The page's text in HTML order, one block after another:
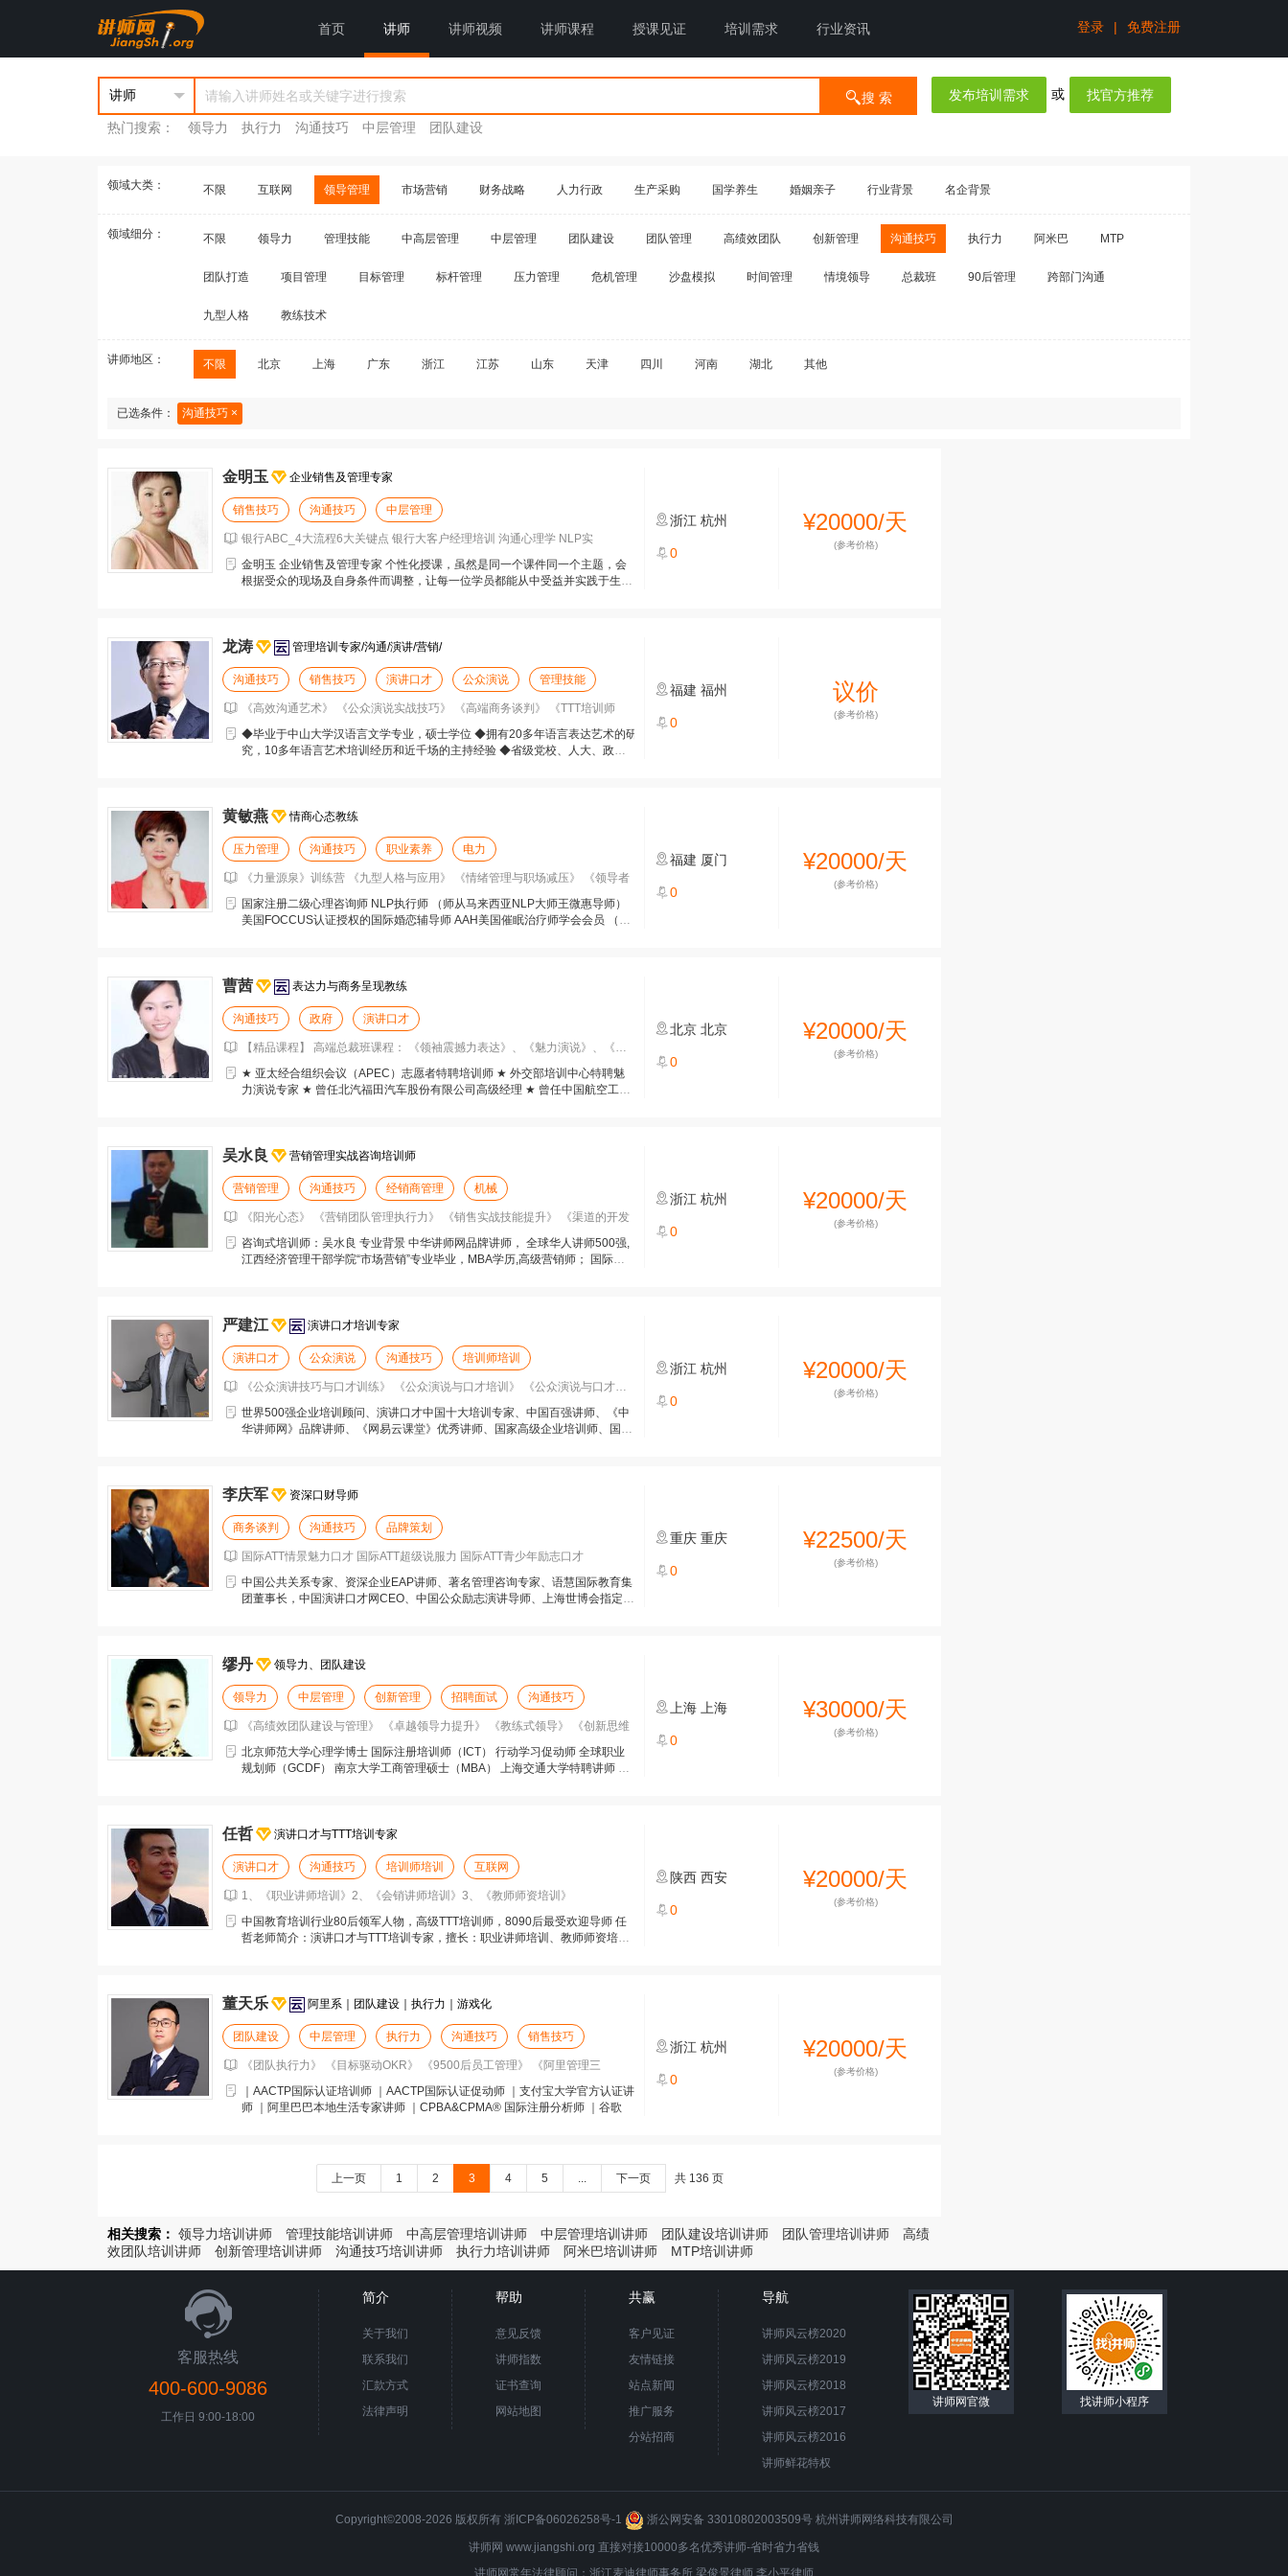
首页 讲师 讲师视频 讲师课程 授课见证 培训需求 行业资讯 登录 | 免费注册
搜 索
热门搜索：
领导力 执行力 沟通技巧 中层管理 团队建设
发布培训需求 或 找官方推荐
领域大类： 不限 互联网 领导管理 市场营销 财务战略 人力行政 生产采购 国学养生 婚姻亲子 行业背景 名企背景
领域细分： 不限 领导力 管理技能 中高层管理 中层管理 团队建设 团队管理 高绩效团队 创新管理 沟通技巧 执行力 阿米巴 MTP
团队打造 项目管理 目标管理 标杆管理 压力管理 危机管理 沙盘模拟 时间管理 情境领导 总裁班 90后管理 跨部门沟通
九型人格 教练技术
讲师地区： 不限 北京 上海 广东 浙江 江苏 山东 天津 四川 河南 湖北 其他
已选条件： 沟通技巧 ×
金明玉 企业销售及管理专家
销售技巧 沟通技巧 中层管理
银行ABC_4大流程6大关键点 银行大客户经理培训 沟通心理学 NLP实
金明玉 企业销售及管理专家 个性化授课，虽然是同一个课件同一个主题，会
根据受众的现场及自身条件而调整，让每一位学员都能从中受益并实践于生活
浙江 杭州
0
¥20000/天
(参考价格)
龙涛 管理培训专家/沟通/演讲/营销/
沟通技巧 销售技巧 演讲口才 公众演说 管理技能
《高效沟通艺术》 《公众演说实战技巧》 《高端商务谈判》 《TTT培训师
◆毕业于中山大学汉语言文学专业，硕士学位 ◆拥有20多年语言表达艺术的研
究，10多年语言艺术培训经历和近千场的主持经验 ◆省级党校、人大、政协等
福建 福州
0
议价
(参考价格)
黄敏燕 情商心态教练
压力管理 沟通技巧 职业素养 电力
《力量源泉》训练营 《九型人格与应用》 《情绪管理与职场减压》 《领导者
国家注册二级心理咨询师 NLP执行师 （师从马来西亚NLP大师王微惠导师）
美国FOCCUS认证授权的国际婚恋辅导师 AAH美国催眠治疗师学会会员 （认
福建 厦门
0
¥20000/天
(参考价格)
曹茜 表达力与商务呈现教练
沟通技巧 政府 演讲口才
【精品课程】 高端总裁班课程： 《领袖震撼力表达》、《魅力演说》、《商业
★ 亚太经合组织会议（APEC）志愿者特聘培训师 ★ 外交部培训中心特聘魅
力演说专家 ★ 曾任北汽福田汽车股份有限公司高级经理 ★ 曾任中国航空工业
北京 北京
0
¥20000/天
(参考价格)
吴水良 营销管理实战咨询培训师
营销管理 沟通技巧 经销商管理 机械
《阳光心态》 《营销团队管理执行力》 《销售实战技能提升》 《渠道的开发
咨询式培训师：吴水良 专业背景 中华讲师网品牌讲师， 全球华人讲师500强,
江西经济管理干部学院“市场营销”专业毕业，MBA学历,高级营销师； 国际军
浙江 杭州
0
¥20000/天
(参考价格)
严建江 演讲口才培训专家
演讲口才 公众演说 沟通技巧 培训师培训
《公众演讲技巧与口才训练》 《公众演说与口才培训》 《公众演说与口才训练
世界500强企业培训顾问、演讲口才中国十大培训专家、中国百强讲师、《中
华讲师网》品牌讲师、《网易云课堂》优秀讲师、国家高级企业培训师、国家
浙江 杭州
0
¥20000/天
(参考价格)
李庆军 资深口财导师
商务谈判 沟通技巧 品牌策划
国际ATT情景魅力口才 国际ATT超级说服力 国际ATT青少年励志口才
中国公共关系专家、资深企业EAP讲师、著名管理咨询专家、语慧国际教育集
团董事长，中国演讲口才网CEO、中国公众励志演讲导师、上海世博会指定培
重庆 重庆
0
¥22500/天
(参考价格)
缪丹 领导力、团队建设
领导力 中层管理 创新管理 招聘面试 沟通技巧
《高绩效团队建设与管理》 《卓越领导力提升》 《教练式领导》 《创新思维
北京师范大学心理学博士 国际注册培训师（ICT） 行动学习促动师 全球职业
规划师（GCDF） 南京大学工商管理硕士（MBA） 上海交通大学特聘讲师 南
上海 上海
0
¥30000/天
(参考价格)
任哲 演讲口才与TTT培训专家
演讲口才 沟通技巧 培训师培训 互联网
1、《职业讲师培训》2、《会销讲师培训》3、《教师师资培训》
中国教育培训行业80后领军人物，高级TTT培训师，8090后最受欢迎导师 任
哲老师简介：演讲口才与TTT培训专家，擅长：职业讲师培训、教师师资培
陕西 西安
0
¥20000/天
(参考价格)
董天乐 阿里系｜团队建设｜执行力｜游戏化
团队建设 中层管理 执行力 沟通技巧 销售技巧
《团队执行力》 《目标驱动OKR》 《9500后员工管理》 《阿里管理三
｜AACTP国际认证培训师 ｜AACTP国际认证促动师 ｜支付宝大学官方认证讲
师 ｜阿里巴巴本地生活专家讲师 ｜CPBA&CPMA® 国际注册分析师 ｜谷歌
浙江 杭州
0
¥20000/天
(参考价格)
上一页 1 2 3 4 5 ... 下一页 共 136 页
相关搜索： 领导力培训讲师 管理技能培训讲师 中高层管理培训讲师 中层管理培训讲师 团队建设培训讲师 团队管理培训讲师
高绩
效团队培训讲师
创新管理培训讲师 沟通技巧培训讲师 执行力培训讲师 阿米巴培训讲师 MTP培训讲师
客服热线
400-600-9086
工作日 9:00-18:00
简介
关于我们
联系我们
汇款方式
法律声明
帮助
意见反馈
讲师指数
证书查询
网站地图
共赢
客户见证
友情链接
站点新闻
推广服务
分站招商
导航
讲师风云榜2020
讲师风云榜2019
讲师风云榜2018
讲师风云榜2017
讲师风云榜2016
讲师鲜花特权
讲师网官微 找讲师小程序
Copyright©2008-2026 版权所有 浙ICP备06026258号-1 浙公网安备 33010802003509号 杭州讲师网络科技有限公司
讲师网 www.jiangshi.org 直接对接10000多名优秀讲师-省时省力省钱
讲师网常年法律顾问：浙江麦迪律师事务所 梁俊景律师 李小平律师